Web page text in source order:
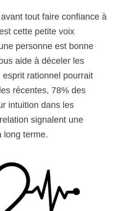
tout faire confiance à
cette petite voix
personne est bonne
aide à déceler les
rationnel pourrait
récentes, 78% des
intuition dans les
signalent une
long terme.